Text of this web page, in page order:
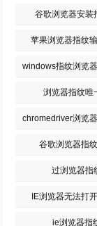
谷歌浏览器安装
苹果浏览器指纹
windows指纹浏览
浏览器指纹唯
chromedriver浏览
谷歌浏览器指
过浏览器指
IE浏览器无法打
ie浏览器指